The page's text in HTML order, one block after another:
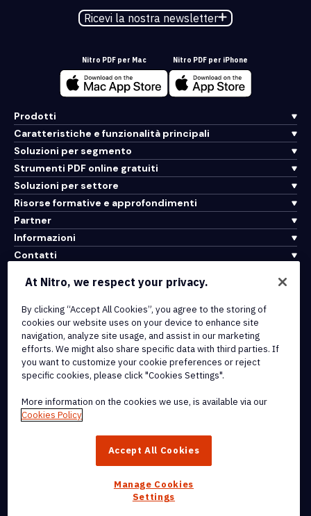
Ricevi la nostra newsletter
Nitro PDF per Mac Nitro PDF per iPhone
Prodotti
Caratteristiche e funzionalità principali
Soluzioni per segmento
Strumenti PDF online gratuiti
Soluzioni per settore
Risorse formative e approfondimenti
Partner
Informazioni
Contatti
Integrazioni e connettività API
Termini di servizio
Politica sui cookie
Politica sul copyright
Tutti i termini e le politiche
© 2026 Nitro Software, Inc. Tutti i diritti riservati.
Sign e Nitro Analytics sono marchi e/o marchi registrati di Nitro
At Nitro, we respect your privacy.
By clicking “Accept All Cookies”, you agree to the storing of
cookies our website uses on your device to enhance site
navigation, analyze site usage, and assist in our marketing
efforts. We might also share specific data with third parties. If
you want to customize your cookie preferences or reject
specific cookies, please click "Cookies Settings".
More information on the cookies we use, is available via our
Cookies Policy
Accept All Cookies
Manage Cookies
Settings